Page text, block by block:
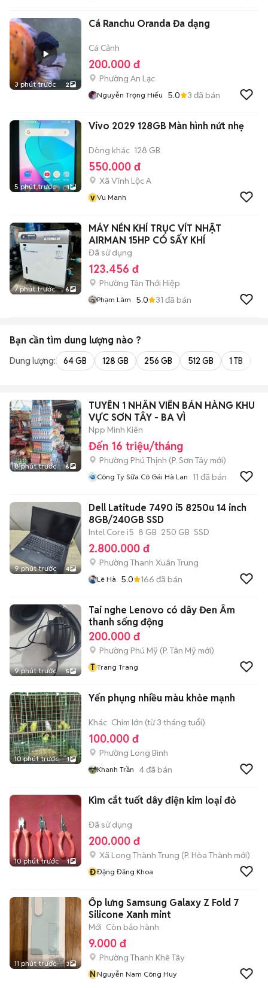
3 phút trước 2
Cá Ranchu Oranda Đa dạng
Cá Cảnh
200.000 đ
Phường An Lạc
Nguyễn Trọng Hiếu 5.0 3 đã bán
5 phút trước 1
Vivo 2029 128GB Màn hình nứt nhẹ
Dòng khác 128 GB
550.000 đ
Xã Vĩnh Lộc A
v Vu Manh
7 phút trước 6
MÁY NÉN KHÍ TRỤC VÍT NHẬT
AIRMAN 15HP CÓ SẤY KHÍ
Đã sử dụng
123.456 đ
Phường Tân Thới Hiệp
Phạm Lâm 5.0 31 đã bán
Bạn cần tìm dung lượng nào ?
Dung lượng: 64 GB 128 GB 256 GB 512 GB 1 TB
8 phút trước 6
TUYỂN 1 NHÂN VIÊN BÁN HÀNG KHU
VỰC SƠN TÂY - BA VÌ
Npp Minh Kiên
Đến 16 triệu/tháng
Phường Phú Thịnh (P. Sơn Tây mới)
Công Ty Sữa Cô Gái Hà Lan 11 đã bán
9 phút trước 4
Dell Latitude 7490 i5 8250u 14 inch
8GB/240GB SSD
Intel Core i5 8 GB 250 GB SSD
2.800.000 đ
Phường Thanh Xuân Trung
Lê Hà 5.0 166 đã bán
9 phút trước 5
Tai nghe Lenovo có dây Đen Âm
thanh sống động
200.000 đ
Phường Phú Mỹ (P. Tân Mỹ mới)
T Trang Trang
10 phút trước 1
Yến phụng nhiều màu khỏe mạnh
Khác Chim lớn (từ 3 tháng tuổi)
100.000 đ
Phường Long Bình
Khanh Trần 4đã bán
10 phút trước 1
Kìm cắt tuốt dây điện kim loại đỏ
Đã sử dụng
200.000 đ
Xã Long Thành Trung (P. Hòa Thành mới)
ĐĐặng Đăng Khoa
11 phút trước 3
Ốp lưng Samsung Galaxy Z Fold 7
Silicone Xanh mint
Mới Còn bảo hành
9.000 đ
Phường Thanh Khê Tây
NNguyễn Nam Công Huy